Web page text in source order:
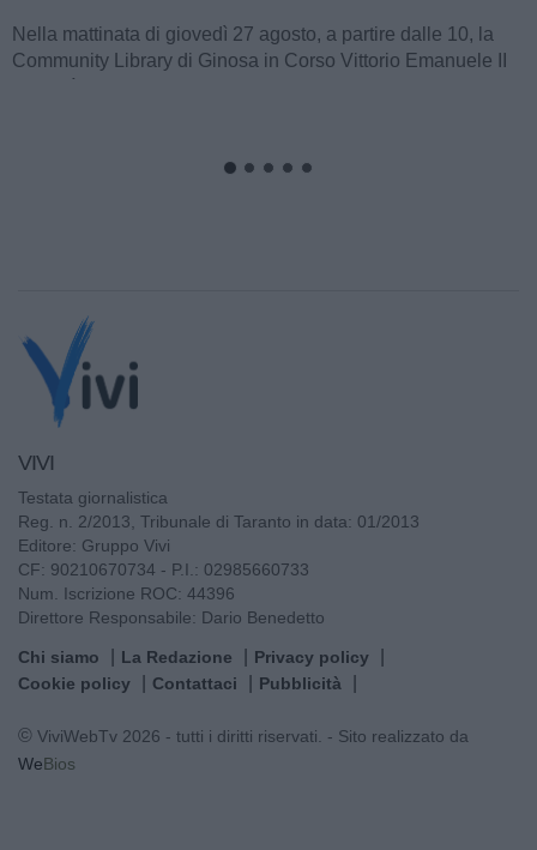
Nella mattinata di giovedì 27 agosto, a partire dalle 10, la
Community Library di Ginosa in Corso Vittorio Emanuele II
VIVI
Testata giornalistica
Reg. n. 2/2013, Tribunale di Taranto in data: 01/2013
Editore: Gruppo Vivi
CF: 90210670734 - P.I.: 02985660733
Num. Iscrizione ROC: 44396
Direttore Responsabile: Dario Benedetto
Chi siamo La Redazione
Privacy policy
Cookie policy
Contattaci Pubblicità
© ViviWebTv 2026 - tutti i diritti riservati. - Sito realizzato da
WeBios